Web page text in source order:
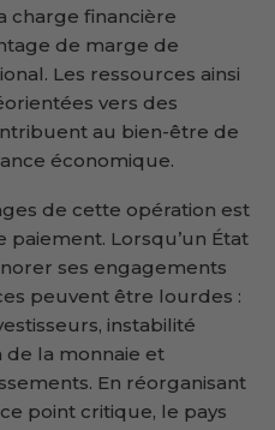
charge financière
de marge de
Les ressources ainsi
vers des
au bien-être de
économique.
de cette opération est
Lorsqu’un État
ses engagements
peuvent être lourdes :
instabilité
la monnaie et
En réorganisant
point critique, le pays